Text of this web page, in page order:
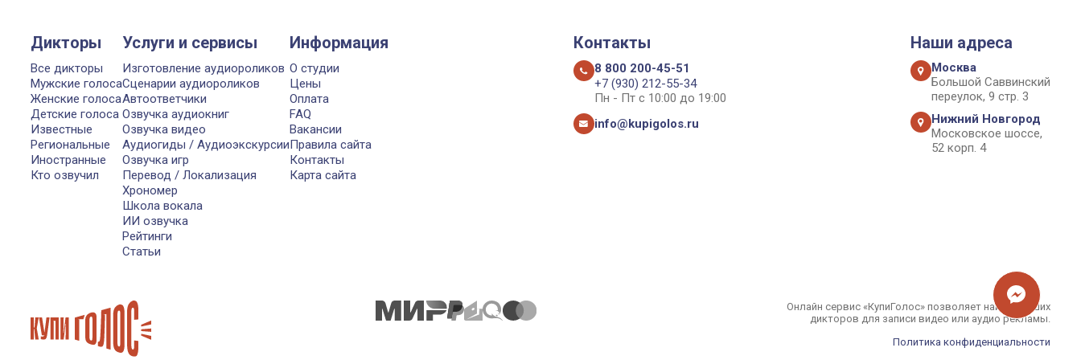
Дикторы
Все дикторы
Мужские голоса
Женские голоса
Детские голоса
Известные
Региональные
Иностранные
Кто озвучил
Услуги и сервисы
Изготовление аудиороликов
Сценарии аудиороликов
Автоответчики
Озвучка аудиокниг
Озвучка видео
Аудиогиды / Аудиоэкскурсии
Озвучка игр
Перевод / Локализация
Хрономер
Школа вокала
ИИ озвучка
Рейтинги
Статьи
Информация
О студии
Цены
Оплата
FAQ
Вакансии
Правила сайта
Контакты
Карта сайта
Контакты
8 800 200-45-51
+7 (930) 212-55-34
Пн - Пт с 10:00 до 19:00
info@kupigolos.ru
Наши адреса
Москва
Большой Саввинский
переулок, 9 стр. 3
Нижний Новгород
Московское шоссе,
52 корп. 4
Онлайн сервис «КупиГолос» позволяет найти лучших
дикторов для записи видео или аудио рекламы.
Политика конфиденциальности